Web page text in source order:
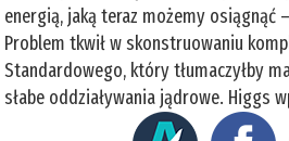
energią, jaką teraz możemy osiągnąć
Problem tkwił w skonstruowaniu
Standardowego, który tłumaczyłby
słabe oddziaływania jądrowe. Higgs